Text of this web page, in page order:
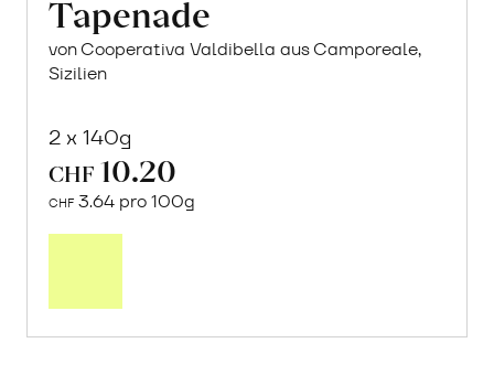
Tapenade
von Cooperativa Valdibella aus Camporeale,
Sizilien
2 x 140g
CHF 10.20
CHF 3.64 pro 100g